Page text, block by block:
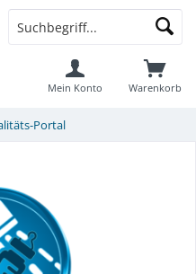
Warenkorb
Mein Konto
Portal